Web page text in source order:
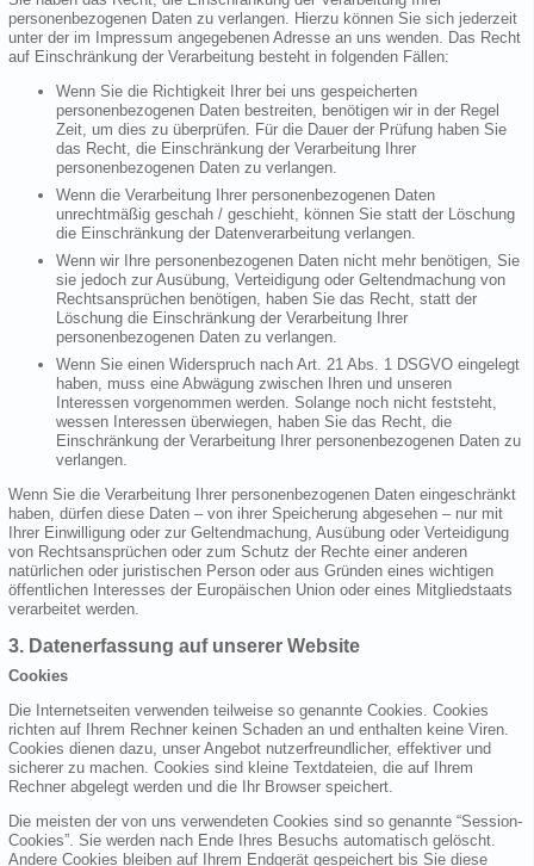
personenbezogenen Daten zu verlangen. Hierzu können Sie sich jederzeit
unter der im Impressum angegebenen Adresse an uns wenden. Das Recht
auf Einschränkung der Verarbeitung besteht in folgenden Fällen:
Wenn Sie die Richtigkeit Ihrer bei uns gespeicherten
personenbezogenen Daten bestreiten, benötigen wir in der Regel
Zeit, um dies zu überprüfen. Für die Dauer der Prüfung haben Sie
das Recht, die Einschränkung der Verarbeitung Ihrer
personenbezogenen Daten zu verlangen.
Wenn die Verarbeitung Ihrer personenbezogenen Daten
unrechtmäßig geschah / geschieht, können Sie statt der Löschung
die Einschränkung der Datenverarbeitung verlangen.
Wenn wir Ihre personenbezogenen Daten nicht mehr benötigen, Sie
sie jedoch zur Ausübung, Verteidigung oder Geltendmachung von
Rechtsansprüchen benötigen, haben Sie das Recht, statt der
Löschung die Einschränkung der Verarbeitung Ihrer
personenbezogenen Daten zu verlangen.
Wenn Sie einen Widerspruch nach Art. 21 Abs. 1 DSGVO eingelegt
haben, muss eine Abwägung zwischen Ihren und unseren
Interessen vorgenommen werden. Solange noch nicht feststeht,
wessen Interessen überwiegen, haben Sie das Recht, die
Einschränkung der Verarbeitung Ihrer personenbezogenen Daten zu
verlangen.
Wenn Sie die Verarbeitung Ihrer personenbezogenen Daten eingeschränkt
haben, dürfen diese Daten – von ihrer Speicherung abgesehen – nur mit
Ihrer Einwilligung oder zur Geltendmachung, Ausübung oder Verteidigung
von Rechtsansprüchen oder zum Schutz der Rechte einer anderen
natürlichen oder juristischen Person oder aus Gründen eines wichtigen
öffentlichen Interesses der Europäischen Union oder eines Mitgliedstaats
verarbeitet werden.
3. Datenerfassung auf unserer Website
Cookies
Die Internetseiten verwenden teilweise so genannte Cookies. Cookies
richten auf Ihrem Rechner keinen Schaden an und enthalten keine Viren.
Cookies dienen dazu, unser Angebot nutzerfreundlicher, effektiver und
sicherer zu machen. Cookies sind kleine Textdateien, die auf Ihrem
Rechner abgelegt werden und die Ihr Browser speichert.
Die meisten der von uns verwendeten Cookies sind so genannte “Session-
Cookies”. Sie werden nach Ende Ihres Besuchs automatisch gelöscht.
Andere Cookies bleiben auf Ihrem Endgerät gespeichert bis Sie diese